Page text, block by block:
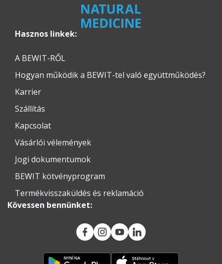
Hasznos linkek:
A BEWIT-RŐL
Hogyan működik a BEWIT-tel való együttműködés?
Karrier
Szállítás
Kapcsolat
Vásárlói vélemények
Jogi dokumentumok
BEWIT kötvényprogram
Termékvisszaküldés és reklamáció
Kövessen bennünket: